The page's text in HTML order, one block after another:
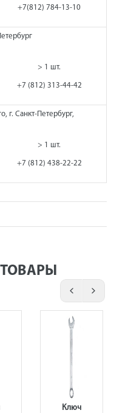
+7(812) 784-13-10
> 1 шт.
+7 (812) 313-44-42
г. Санкт-Петербург,
> 1 шт.
+7 (812) 438-22-22
Ключ